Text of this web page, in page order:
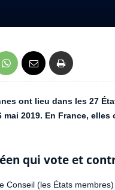
ont lieu dans les 27
2019. En France,
qui vote et
Conseil (les États